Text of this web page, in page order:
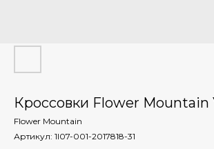
Кроссовки Flower Mountain
Flower Mountain
Артикул: 1I07-001-2017818-31